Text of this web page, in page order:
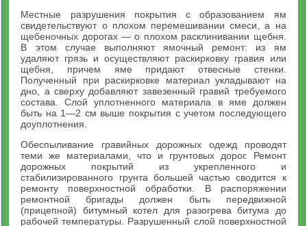
Местные разрушения покрытия с образованием ям
свидетельствуют о плохом перемешивании смеси, а на
щебеночных дорогах — о плохом расклинивании щебня.
В этом случае выполняют ямочный ремонт: из ям
удаляют грязь и осуществляют раскирковку гравия или
щебня, причем яме придают отвесные стенки.
Полученный при раскирковке материал укладывают на
дно, а сверху добавляют завезенный гравий требуемого
состава. Слой уплотненного материала в яме должен
быть на 1—2 см выше покрытия с учетом последующего
доуплотнения.
Обеспыливание гравийных дорожных одежд проводят
теми же материалами, что и грунтовых дорог. Ремонт
дорожных покрытий из укрепленного и
стабилизированного грунта большей частью сводится к
ремонту поверхностной обработки. В распоряжении
ремонтной бригады должен быть передвижной
(прицепной) битумный котел для разогрева битума до
рабочей температуры. Разрушенный слой поверхностной